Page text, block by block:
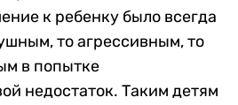
к ребенку было всегда
то агрессивным, то
в попытке
недостаток. Таким детям